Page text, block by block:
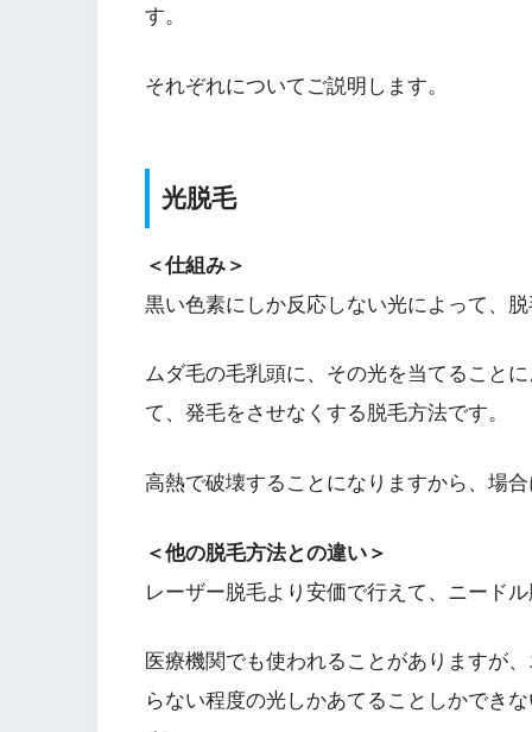
す。
それぞれについてご説明します。
光脱毛
＜仕組み＞
黒い色素にしか反応しない光によって、
ムダ毛の毛乳頭に、その光を当てること
て、発毛をさせなくする脱毛方法です。
高熱で破壊することになりますから、場
＜他の脱毛方法との違い＞
レーザー脱毛より安価で行えて、ニード
医療機関でも使われることがありますが
らない程度の光しかあてることしかでき